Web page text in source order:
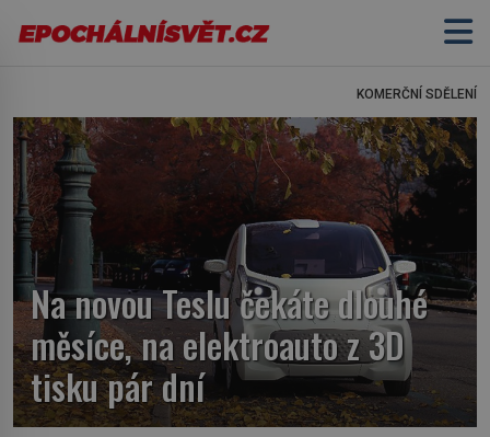
KOMERČNÍ SDĚLENÍ
Na novou Teslu čekáte dlouhé
měsíce, na elektroauto z 3D
tisku pár dní